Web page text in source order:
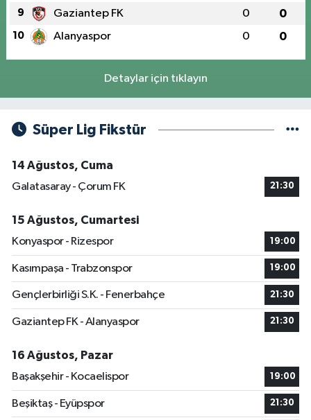
9 Gaziantep FK 0 0
10 Alanyaspor 0 0
Detaylar için tıklayın
Süper Lig Fikstür
14 Ağustos, Cuma
Galatasaray - Çorum FK
21:30
15 Ağustos, Cumartesi
Konyaspor - Rizespor
19:00
Kasımpaşa - Trabzonspor 19:00
Gençlerbirliği S.K. - Fenerbahçe 21:30
Gaziantep FK - Alanyaspor 21:30
16 Ağustos, Pazar
Başakşehir - Kocaelispor
19:00
Beşiktaş - Eyüpspor 21:30